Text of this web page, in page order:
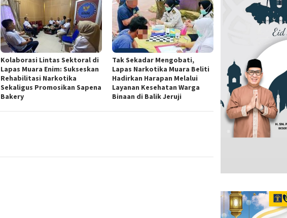
Kolaborasi Lintas Sektoral di
Lapas Muara Enim: Sukseskan
Rehabilitasi Narkotika
Sekaligus Promosikan Sapena
Bakery
Tak Sekadar Mengobati,
Lapas Narkotika Muara Beliti
Hadirkan Harapan Melalui
Layanan Kesehatan Warga
Binaan di Balik Jeruji